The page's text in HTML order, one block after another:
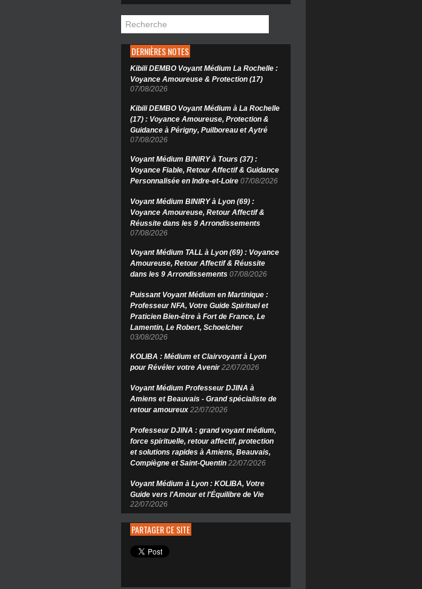
DERNIÈRES NOTES
Kibili DEMBO Voyant Médium La Rochelle :
Voyance Amoureuse & Protection (17)
07/08/2026
Kibili DEMBO Voyant Médium à La Rochelle
(17) : Voyance Amoureuse, Protection &
Guidance à Périgny, Puilboreau et Aytré
07/08/2026
Voyant Médium BINIRY à Tours (37) :
Voyance Fiable, Retour Affectif & Guidance
Personnalisée en Indre-et-Loire 07/08/2026
Voyant Médium BINIRY à Lyon (69) :
Voyance Amoureuse, Retour Affectif &
Réussite dans les 9 Arrondissements
07/08/2026
Voyant Médium TALL à Lyon (69) : Voyance
Amoureuse, Retour Affectif & Réussite
dans les 9 Arrondissements 07/08/2026
Puissant Voyant Médium en Martinique :
Professeur NFA, Votre Guide Spirituel et
Praticien Bien-être à Fort de France, Le
Lamentin, Le Robert, Schoelcher
03/08/2026
KOLIBA : Médium et Clairvoyant à Lyon
pour Révéler votre Avenir 22/07/2026
Voyant Médium Professeur DJINA à
Amiens et Beauvais - Grand spécialiste de
retour amoureux 22/07/2026
Professeur DJINA : grand voyant médium,
force spirituelle, retour affectif, protection
et solutions rapides à Amiens, Beauvais,
Compiègne et Saint-Quentin 22/07/2026
Voyant Médium à Lyon : KOLIBA, Votre
Guide vers l'Amour et l'Équilibre de Vie
22/07/2026
PARTAGER CE SITE